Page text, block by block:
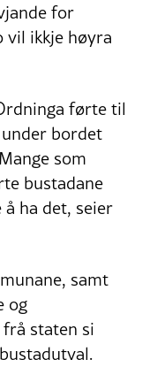
for
vil ikkje høyra
førte til
bordet
som
bustadane
ha det, seier
samt
og
staten si